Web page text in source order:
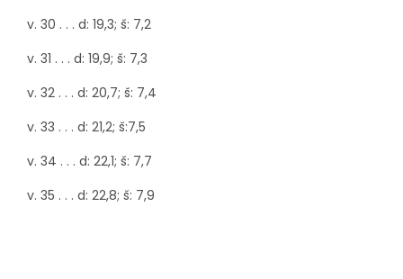
v. 30 . . . d: 19,3; š: 7,2
v. 31 . . . d: 19,9; š: 7,3
v. 32 . . . d: 20,7; š: 7,4
v. 33 . . . d: 21,2; š:7,5
v. 34 . . . d: 22,1; š: 7,7
v. 35 . . . d: 22,8; š: 7,9